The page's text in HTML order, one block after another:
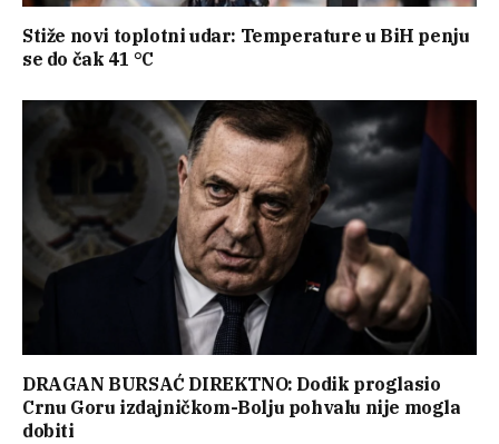
Stiže novi toplotni udar: Temperature u BiH penju
se do čak 41 °C
DRAGAN BURSAĆ DIREKTNO: Dodik proglasio
Crnu Goru izdajničkom-Bolju pohvalu nije mogla
dobiti